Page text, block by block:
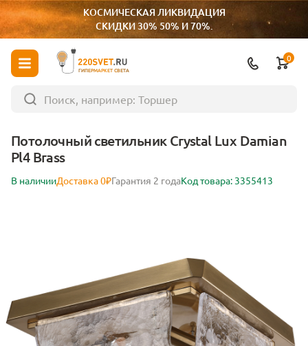
КОСМИЧЕСКАЯ ЛИКВИДАЦИЯ
СКИДКИ 30% 50% И 70%.
ГИПЕРМАРКЕТ СВЕТА
0
Потолочный светильник Crystal Lux Damian
Pl4 Brass
В наличииДоставка 0₽Гарантия 2 годаКод товара: 3355413